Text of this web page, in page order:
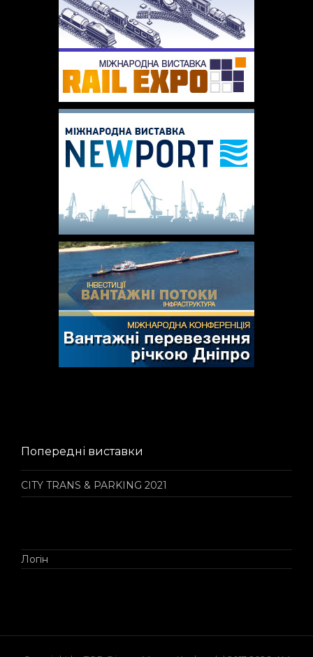
Попередні виставки
CITY TRANS & PARKING 2021
Логін